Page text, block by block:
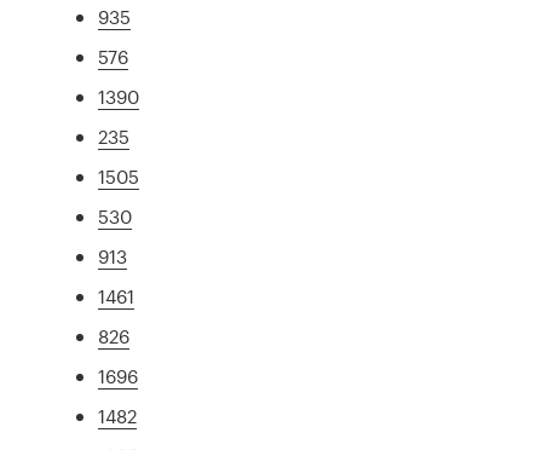
935
576
1390
235
1505
530
913
1461
826
1696
1482